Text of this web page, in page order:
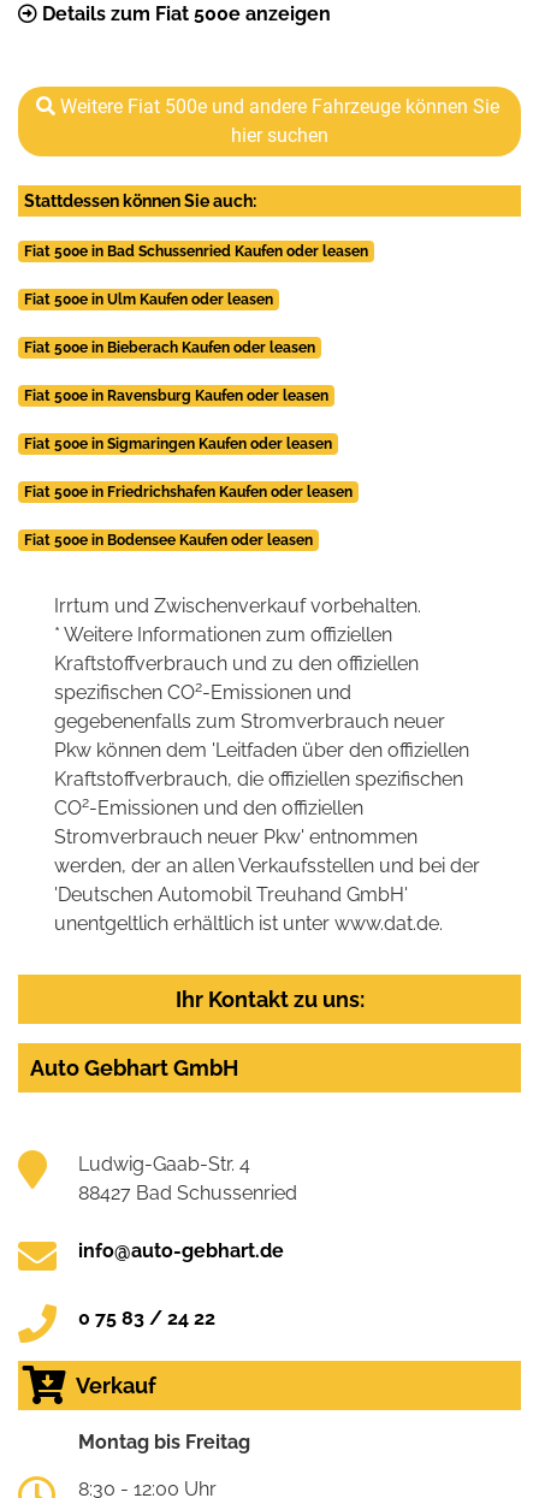
Details zum Fiat 500e anzeigen
Weitere Fiat 500e und andere Fahrzeuge können Sie
hier suchen
Stattdessen können Sie auch:
Fiat 500e in Bad Schussenried Kaufen oder leasen
Fiat 500e in Ulm Kaufen oder leasen
Fiat 500e in Bieberach Kaufen oder leasen
Fiat 500e in Ravensburg Kaufen oder leasen
Fiat 500e in Sigmaringen Kaufen oder leasen
Fiat 500e in Friedrichshafen Kaufen oder leasen
Fiat 500e in Bodensee Kaufen oder leasen
Irrtum und Zwischenverkauf vorbehalten.
* Weitere Informationen zum offiziellen
Kraftstoffverbrauch und zu den offiziellen
spezifischen CO2-Emissionen und
gegebenenfalls zum Stromverbrauch neuer
Pkw können dem 'Leitfaden über den offiziellen
Kraftstoffverbrauch, die offiziellen spezifischen
CO2-Emissionen und den offiziellen
Stromverbrauch neuer Pkw' entnommen
werden, der an allen Verkaufsstellen und bei der
'Deutschen Automobil Treuhand GmbH'
unentgeltlich erhältlich ist unter www.dat.de.
Ihr Kontakt zu uns:
Auto Gebhart GmbH
Ludwig-Gaab-Str. 4
88427 Bad Schussenried
info@auto-gebhart.de
0 75 83 / 24 22
Verkauf
Montag bis Freitag
8:30 - 12:00 Uhr